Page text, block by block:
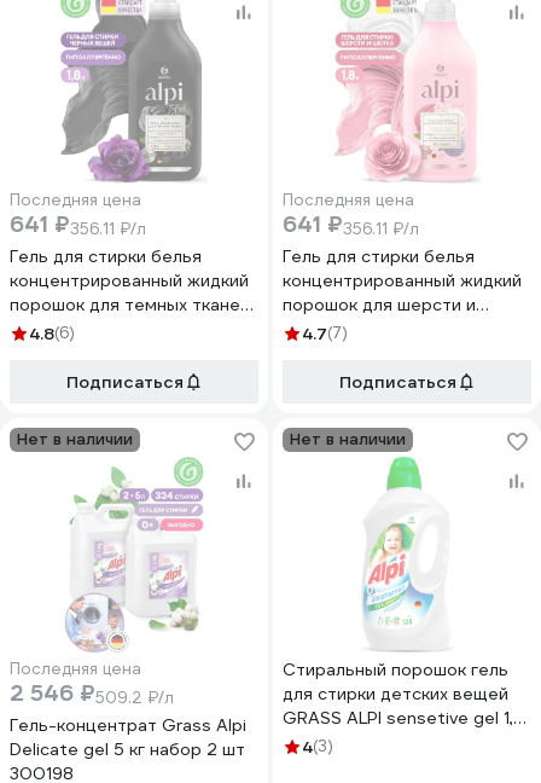
Последняя цена
641 ₽356.11 ₽/л
Гель для стирки белья
концентрированный жидкий
порошок для темных тканей
Grass "ALPI" (флакон 1,8л)
4.8(6)
Подписаться
Последняя цена
641 ₽356.11 ₽/л
Гель для стирки белья
концентрированный жидкий
порошок для шерсти и
шелка Grass "ALPI" (флакон
4.7(7)
Подписаться
Нет в наличии
Последняя цена
2 546 ₽509.2 ₽/л
Гель-концентрат Grass Alpi
Delicate gel 5 кг набор 2 шт
300198
Нет в наличии
Стиральный порошок гель
для стирки детских вещей
GRASS ALPI sensetive gel 1,5
л 112601
4(3)